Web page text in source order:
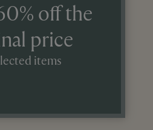
off the
price
items